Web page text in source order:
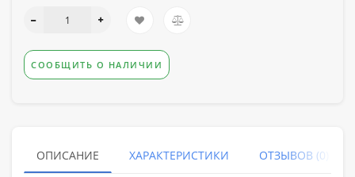
СООБЩИТЬ О НАЛИЧИИ
ОПИСАНИЕ ХАРАКТЕРИСТИКИ ОТЗЫВОВ (0)